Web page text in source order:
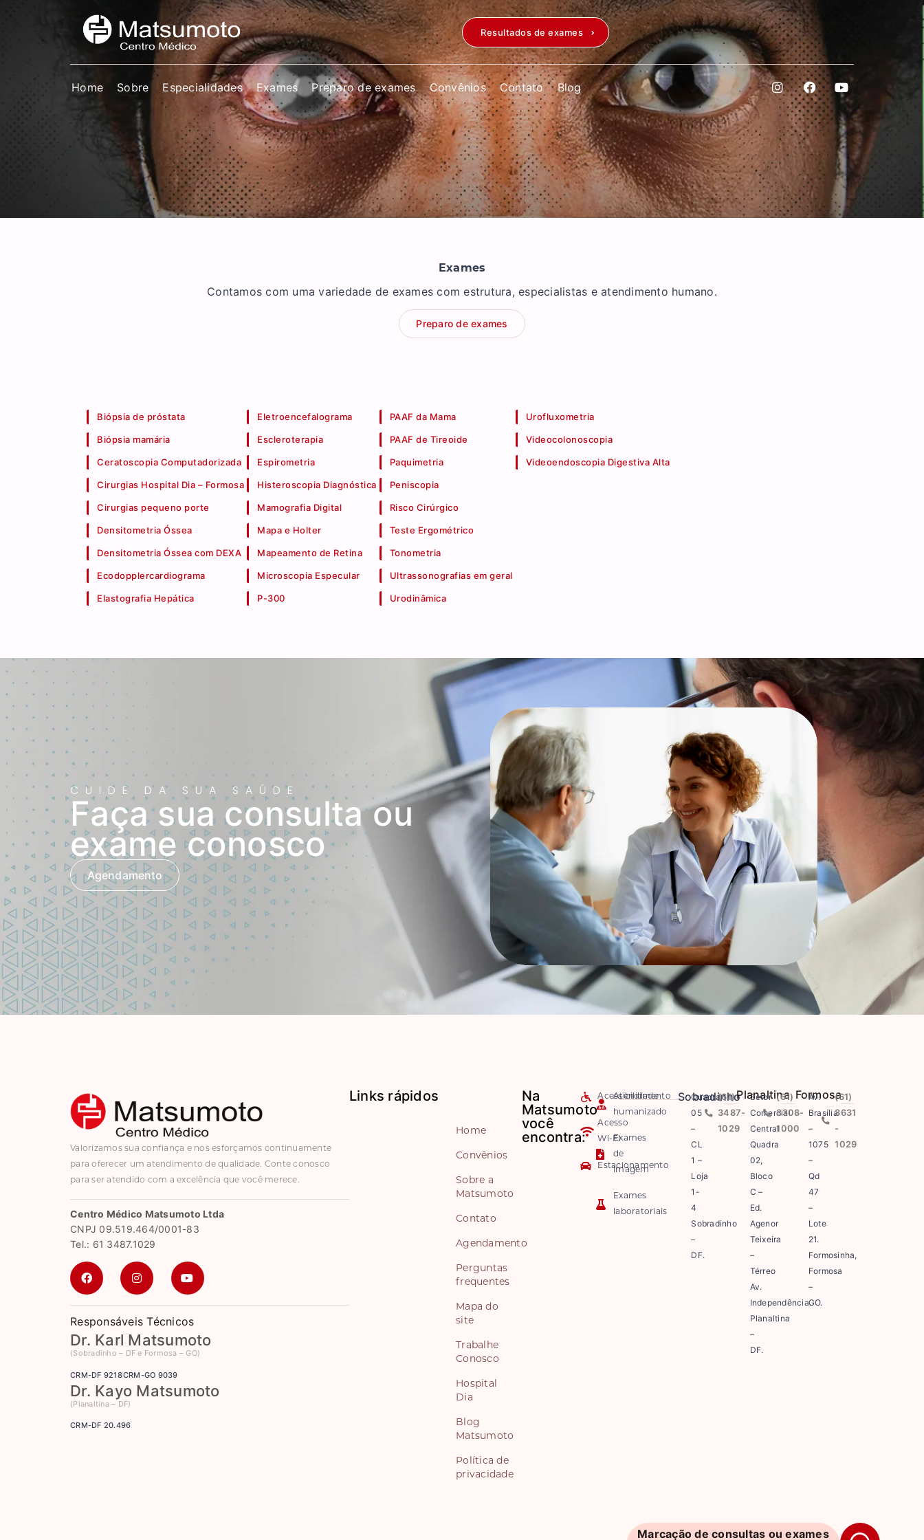
Resultados de exames
Home Sobre Especialidades Exames Preparo de exames Convênios Contato Blog
Exames
Contamos com uma variedade de exames com estrutura, especialistas e atendimento humano.
Preparo de exames
Biópsia de próstata
Biópsia mamária
Ceratoscopia Computadorizada
Cirurgias Hospital Dia – Formosa
Cirurgias pequeno porte
Densitometria Óssea
Densitometria Óssea com DEXA
Ecodopplercardiograma
Elastografia Hepática
Eletroencefalograma
Escleroterapia
Espirometria
Histeroscopia Diagnóstica
Mamografia Digital
Mapa e Holter
Mapeamento de Retina
Microscopia Especular
P-300
PAAF da Mama
PAAF de Tireoide
Paquimetria
Peniscopia
Risco Cirúrgico
Teste Ergométrico
Tonometria
Ultrassonografias em geral
Urodinâmica
Urofluxometria
Videocolonoscopia
Videoendoscopia Digestiva Alta
CUIDE DA SUA SAÚDE
Faça sua consulta ou
exame conosco
Agendamento
Valorizamos sua confiança e nos esforçamos continuamente
para oferecer um atendimento de qualidade. Conte conosco
para ser atendido com a excelência que você merece.
Centro Médico Matsumoto Ltda
CNPJ 09.519.464/0001-83
Tel.: 61 3487.1029
Responsáveis Técnicos
Dr. Karl Matsumoto
(Sobradinho – DF e Formosa – GO)
CRM-DF 9218CRM-GO 9039
Dr. Kayo Matsumoto
(Planaltina – DF)
CRM-DF 20.496
Links rápidos
Home
Convênios
Sobre a
Matsumoto
Contato
Agendamento
Perguntas
frequentes
Mapa do
site
Trabalhe
Conosco
Hospital
Dia
Blog
Matsumoto
Política de
privacidade
Na
Matsumoto
você
encontra:
Acessibilidade
Acesso
Wi-Fi
Estacionamento
Atendimento
humanizado
Exames
de
imagem
Exames
laboratoriais
Sobradinho
Quadra
05
–
CL
1 –
Loja
1-
4
Sobradinho
–
DF.
(61)
3487-
1029
Planaltina
Setor
Comercial
Central
Quadra
02,
Bloco
C –
Ed.
Agenor
Teixeira
–
Térreo
Av.
Independência.
Planaltina
–
DF.
(61)
3308-
1000
Formosa
Av.
Brasília
–
1075
–
Qd
47
–
Lote
21.
Formosinha,
Formosa
–
GO.
(61)
3631
-
1029
Marcação de consultas ou exames